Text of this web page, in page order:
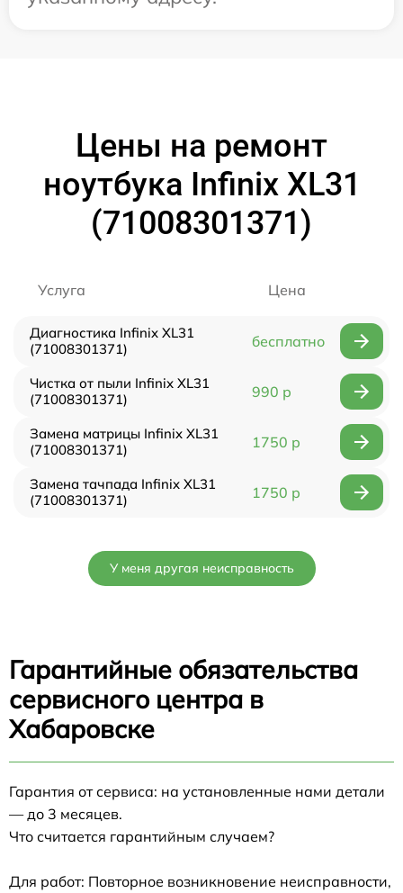
Цены на ремонт
ноутбука Infinix XL31
(71008301371)
Услуга Цена
Диагностика Infinix XL31
(71008301371)
бесплатно
Чистка от пыли Infinix XL31
(71008301371)
990 р
Замена матрицы Infinix XL31
(71008301371)
1750 р
Замена тачпада Infinix XL31
(71008301371)
1750 р
У меня другая неисправность
Гарантийные обязательства
сервисного центра в
Хабаровске
Гарантия от сервиса: на установленные нами детали
— до 3 месяцев.
Что считается гарантийным случаем?
Для работ: Повторное возникновение неисправности,